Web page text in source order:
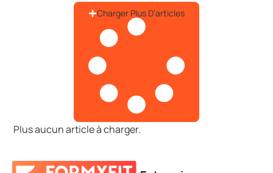
Charger Plus D'articles
Plus aucun article à charger.